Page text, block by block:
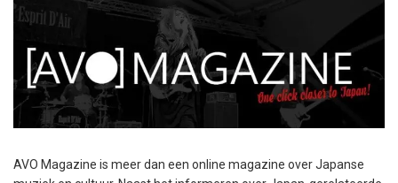
AVO Magazine is meer dan een online magazine over Japanse